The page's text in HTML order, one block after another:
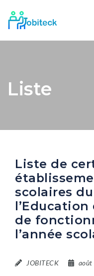
Liste
Liste de
scolaires
de
l’année
JOBITECK